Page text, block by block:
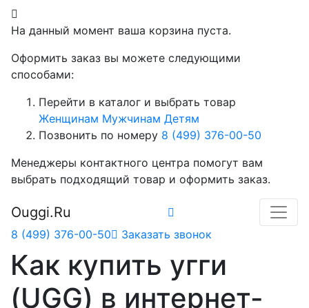
На данный момент ваша корзина пуста.
Оформить заказ вы можете следующими
способами:
Перейти в каталог и выбрать товар
Женщинам Мужчинам Детям
Позвонить по номеру 8 (499) 376-00-50
Менеджеры контактного центра помогут вам
выбрать подходящий товар и оформить заказ.
Ouggi.Ru
8 (499) 376-00-50 Заказать звонок
Как купить угги
(UGG) в интернет-